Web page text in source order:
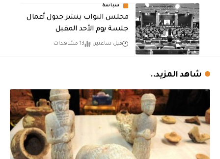
سياسة
مجلس النواب ينشر جدول أعمال
جلسة يوم الأحد المقبل
قبل ساعتين 13 مشاهدات
شاهد المزيد..